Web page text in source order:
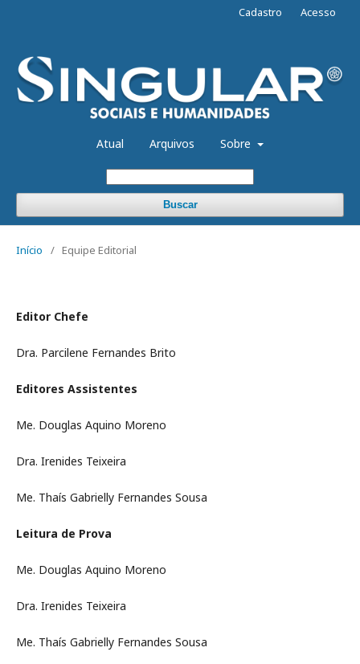
Atual Arquivos Sobre
Buscar
Cadastro Acesso
Início / Equipe Editorial
Editor Chefe
Dra. Parcilene Fernandes Brito
Editores Assistentes
Me. Douglas Aquino Moreno
Dra. Irenides Teixeira
Me. Thaís Gabrielly Fernandes Sousa
Leitura de Prova
Me. Douglas Aquino Moreno
Dra. Irenides Teixeira
Me. Thaís Gabrielly Fernandes Sousa